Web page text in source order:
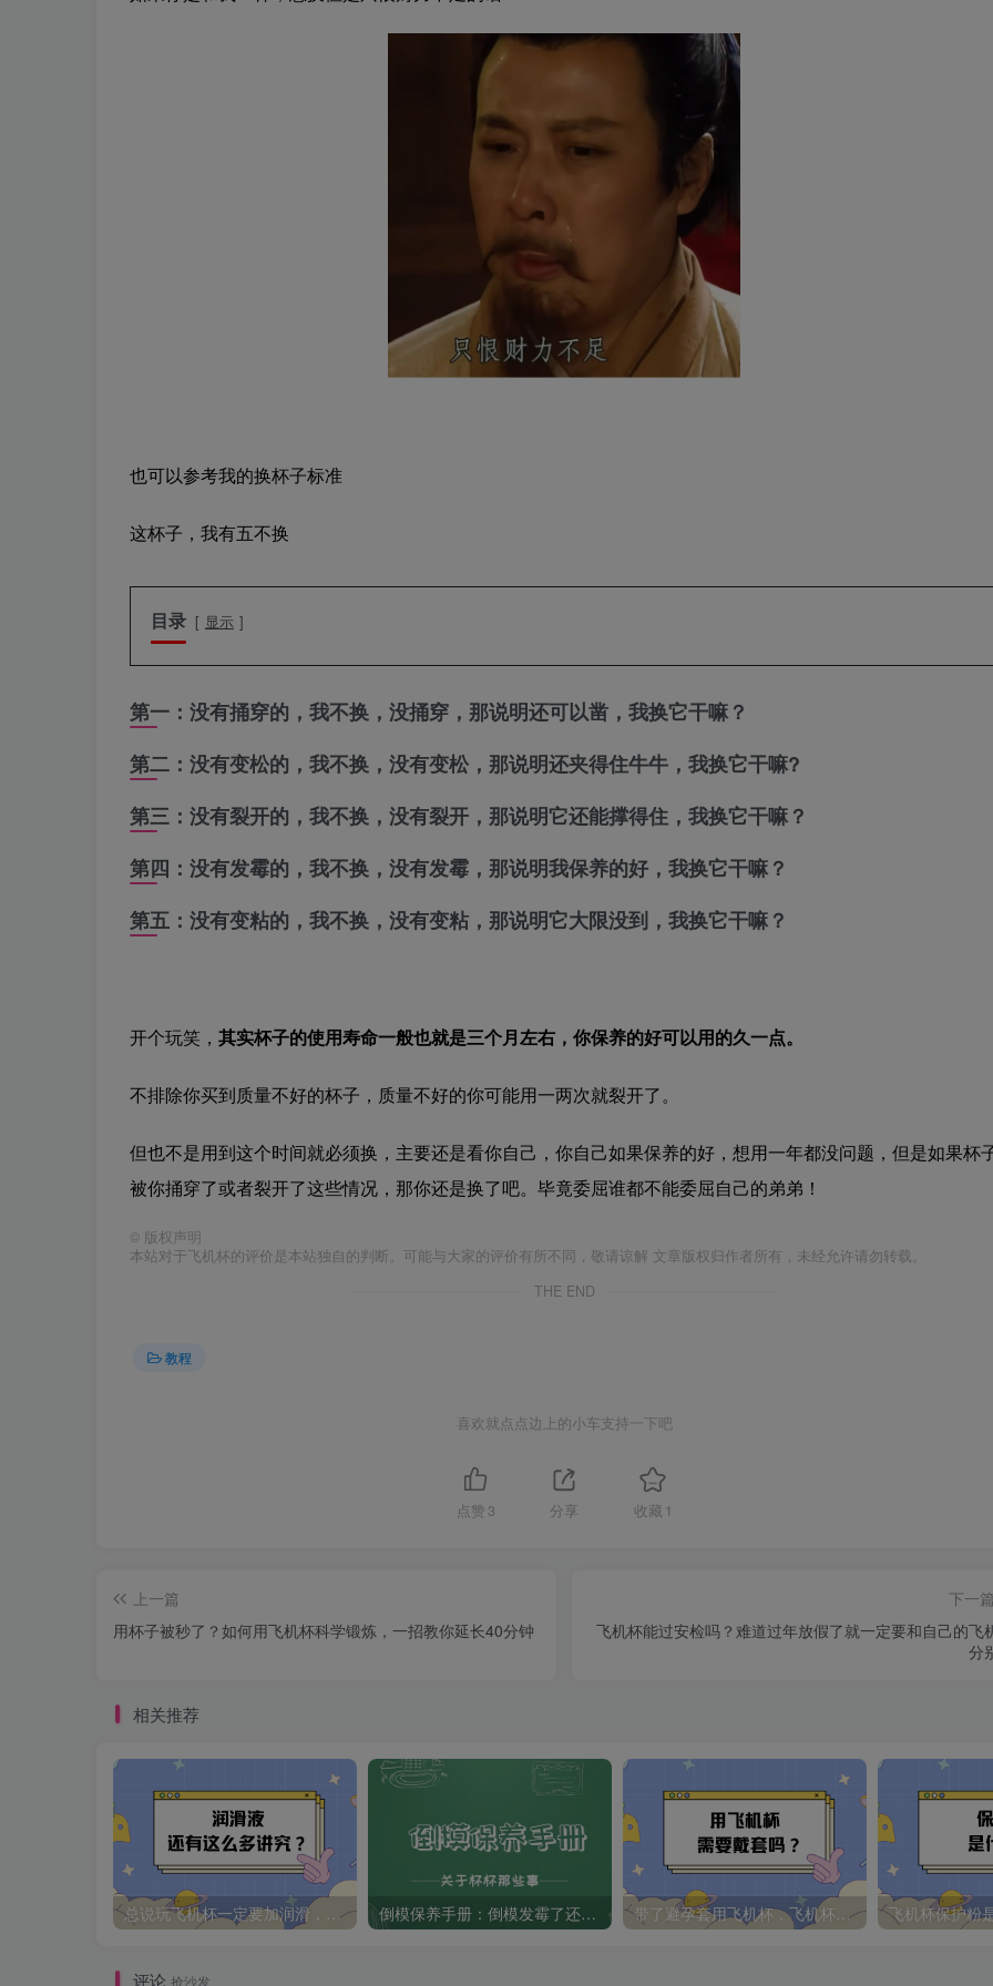
也可以参考我的换杯子标准
这杯子，我有五不换
目录 显示
第一：没有捅穿的，我不换，没捅穿，那说明还可以凿，我换它干嘛？
第二：没有变松的，我不换，没有变松，那说明还夹得住牛牛，我换它干嘛?
第三： 没有裂开的，我不换，没有裂开，那说明它还能撑得住，我换它干嘛？
第四：没有发霉的，我不换，没有发霉，那说明我保养的好，我换它干嘛？
第五：没有变粘的，我不换，没有变粘，那说明它大限没到，我换它干嘛？
开个玩笑， 其实杯子的使用寿命一般也就是三个月左右，你保养的好可以用的久一点。
不排除你买到质量不好的杯子，质量不好的你可能用一两次就裂开了。
但也不是用到这个时间就必须换，主要还是看你自己，你自己如果保养的好，想用一年都没问题，但是如果杯
被你捅穿了或者裂开了这些情况，那你还是换了吧。毕竟委屈谁都不能委屈自己的弟弟！
© 版权声明
本站对于飞机杯的评价是本站独自的判断。可能与大家的评价有所不同，敬请谅解 文章版权归作者所有，未经允许请勿转载。
THE END
教程
喜欢就点点边上的小车支持一下吧
点赞 3 分享 收藏 1
上一篇
用杯子被秒了？如何用飞机杯科学锻炼，一招教你延长40分钟
下一
飞机杯能过安检吗？难道过年放假了就一定要和自己的飞
分
相关推荐
总说玩飞机杯一定要加润滑，那润滑液怎么挑呢？一看才知道原来还有这么多讲究！ 倒模保养手册：倒模发霉了还有的救吗？别怕孩子们，你需要这几招 带了避孕套用飞机杯，飞机杯的寿命会更长？那用飞机杯需要带套吗？实测告诉你
评论 抢沙发